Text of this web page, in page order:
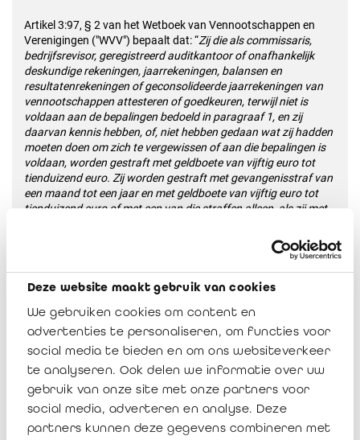
Deze website maakt gebruik van cookies
We gebruiken cookies om content en
advertenties te personaliseren, om functies voor
social media te bieden en om ons websiteverkeer
te analyseren. Ook delen we informatie over uw
gebruik van onze site met onze partners voor
social media, adverteren en analyse. Deze
partners kunnen deze gegevens combineren met
Artikel 3:97, § 2 van het Wetboek van Vennootschappen en
Verenigingen ("WVV") bepaalt dat: “Zij die als commissaris,
bedrijfsrevisor, geregistreerd auditkantoor of onafhankelijk
deskundige rekeningen, jaarrekeningen, balansen en
resultatenrekeningen of geconsolideerde jaarrekeningen van
vennootschappen attesteren of goedkeuren, terwijl niet is
voldaan aan de bepalingen bedoeld in paragraaf 1, en zij
daarvan kennis hebben, of, niet hebben gedaan wat zij hadden
moeten doen om zich te vergewissen of aan die bepalingen is
voldaan, worden gestraft met geldboete van vijftig euro tot
tienduizend euro. Zij worden gestraft met gevangenisstraf van
een maand tot een jaar en met geldboete van vijftig euro tot
tienduizend euro of met een van die straffen alleen, als zij met
Bijvoorbeeld, een bedrijfsrevisor die een transformatieopdracht
aanvaardt in een vennootschap of vereniging/stichting die
verplicht was een commissaris aan te stellen en dit niet heeft
gedaan, is in overtreding van artikel 3:97, § 2 van het WVV en
kan worden onderworpen aan een strafrechtelijke sanctie die
zal resulteren in het intrekken van de titel van bedrijfsrevisor.
Deze regel geldt ook voor alle onafhankelijke deskundigen.
Deze regel is echter niet van toepassing op (al dan niet
gecertificeerde) accountants die de boekhouding voeren en de
belastingaangifte invullen voor het bedrijf of de
vereniging/stichting in kwestie. Daarbij certificeren of keuren
ze immers de boekhouding van het bedrijf of de